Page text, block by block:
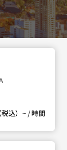
込）~ /時間